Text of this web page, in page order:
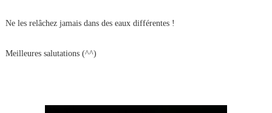
Ne les relâchez jamais dans des eaux différentes !
Meilleures salutations (^^)